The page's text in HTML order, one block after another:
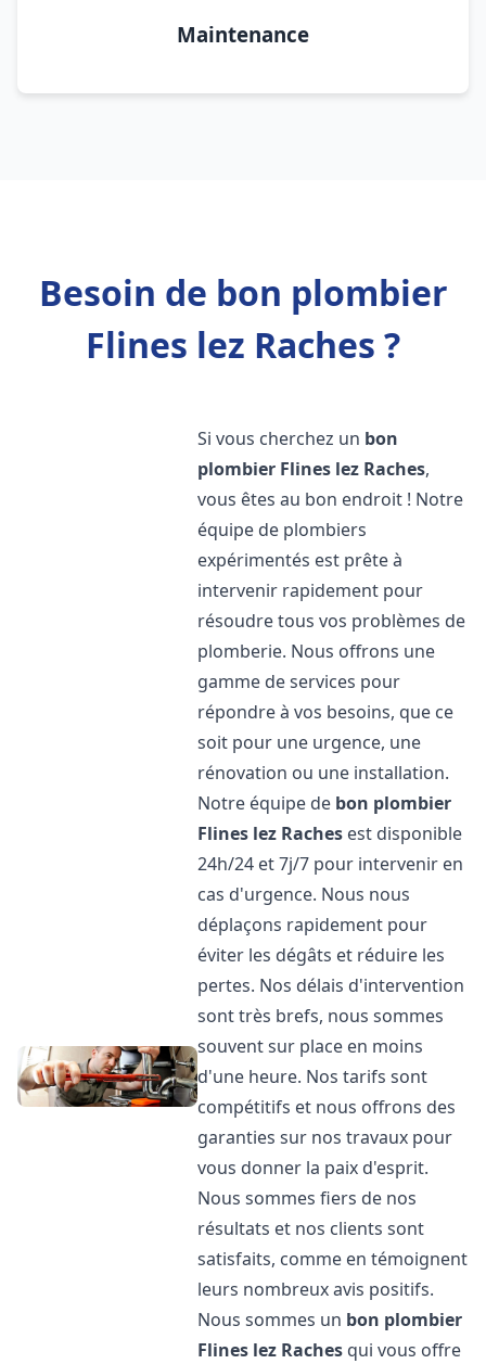
Maintenance
Besoin de bon plombier
Flines lez Raches ?
Si vous cherchez un bon
plombier Flines lez Raches,
vous êtes au bon endroit ! Notre
équipe de plombiers
expérimentés est prête à
intervenir rapidement pour
résoudre tous vos problèmes de
plomberie. Nous offrons une
gamme de services pour
répondre à vos besoins, que ce
soit pour une urgence, une
rénovation ou une installation.
Notre équipe de bon plombier
Flines lez Raches est disponible
24h/24 et 7j/7 pour intervenir en
cas d'urgence. Nous nous
déplaçons rapidement pour
éviter les dégâts et réduire les
pertes. Nos délais d'intervention
sont très brefs, nous sommes
souvent sur place en moins
d'une heure. Nos tarifs sont
compétitifs et nous offrons des
garanties sur nos travaux pour
vous donner la paix d'esprit.
Nous sommes fiers de nos
résultats et nos clients sont
satisfaits, comme en témoignent
leurs nombreux avis positifs.
Nous sommes un bon plombier
Flines lez Raches qui vous offre